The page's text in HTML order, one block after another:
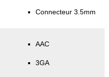
Connecteur 3.5mm
AAC
3GA